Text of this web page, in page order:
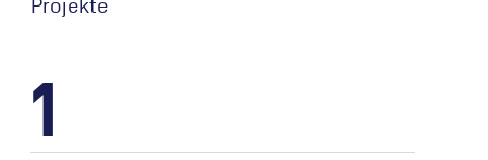
Projekte
1